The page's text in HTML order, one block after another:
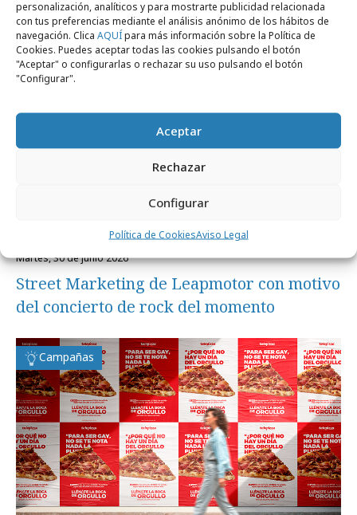
personalización, analíticos y para mostrarte publicidad relacionada
con tus preferencias mediante el análisis anónimo de los hábitos de
navegación. Clica AQUÍpara más información sobre la Política de
Cookies. Puedes aceptar todas las cookies pulsando el botón
"Aceptar" o configurarlas o rechazar su uso pulsando el botón
"Configurar".
Aceptar
Rechazar
Configurar
Política de CookiesAviso Legal
Campañas
martes, 30 de junio 2026
Street Marketing de Leapmotor con motivo
del concierto de rock del momento
Campañas